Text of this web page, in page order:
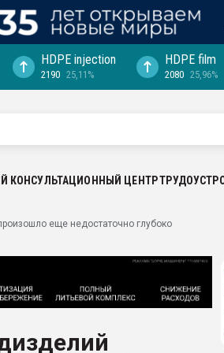
HDPE injection
2190 25,11%
HDPE film
2080 25,96%
КОНСУЛЬТАЦИОННЫЙ ЦЕНТР
еще недостаточно глубоко